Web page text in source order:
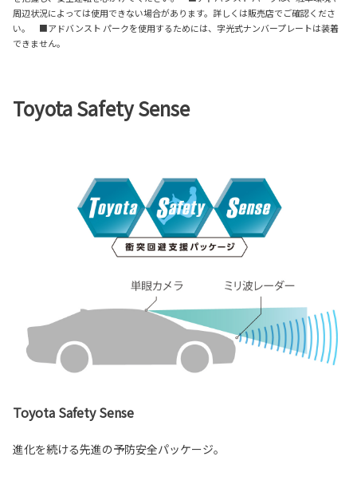
周辺状況によっては使用できない場合があります。詳しくは販売店でご確認くださ
い。 ■アドバンスト パークを使用するためには、字光式ナンバープレートは装着
できません。
Toyota Safety Sense
Toyota Safety Sense
進化を続ける先進の予防安全パッケージ。